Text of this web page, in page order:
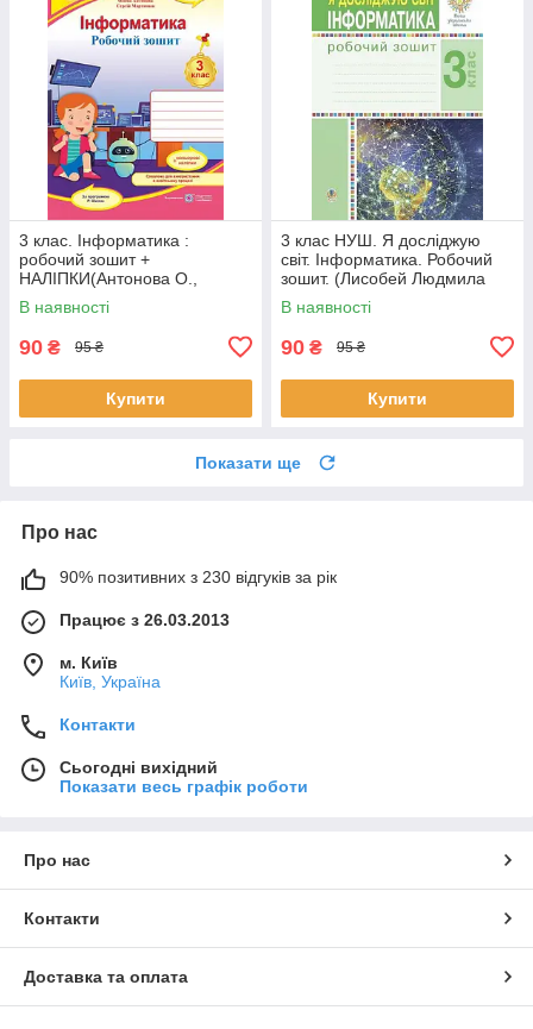
3 клас. Інформатика :
робочий зошит +
НАЛІПКИ(Антонова О.,
Мартинюк С.), Підручники і
посібники
В наявності
90 ₴ 95 ₴
Купити
3 клас НУШ. Я досліджую
світ. Інформатика. Робочий
зошит. (Лисобей Людмила
Василівна), Богдан
В наявності
90 ₴ 95 ₴
Купити
Показати ще
Про нас
90% позитивних з 230 відгуків за рік
Працює з 26.03.2013
м. Київ
Київ, Україна
Контакти
Сьогодні вихідний
Показати весь графік роботи
Про нас
Контакти
Доставка та оплата